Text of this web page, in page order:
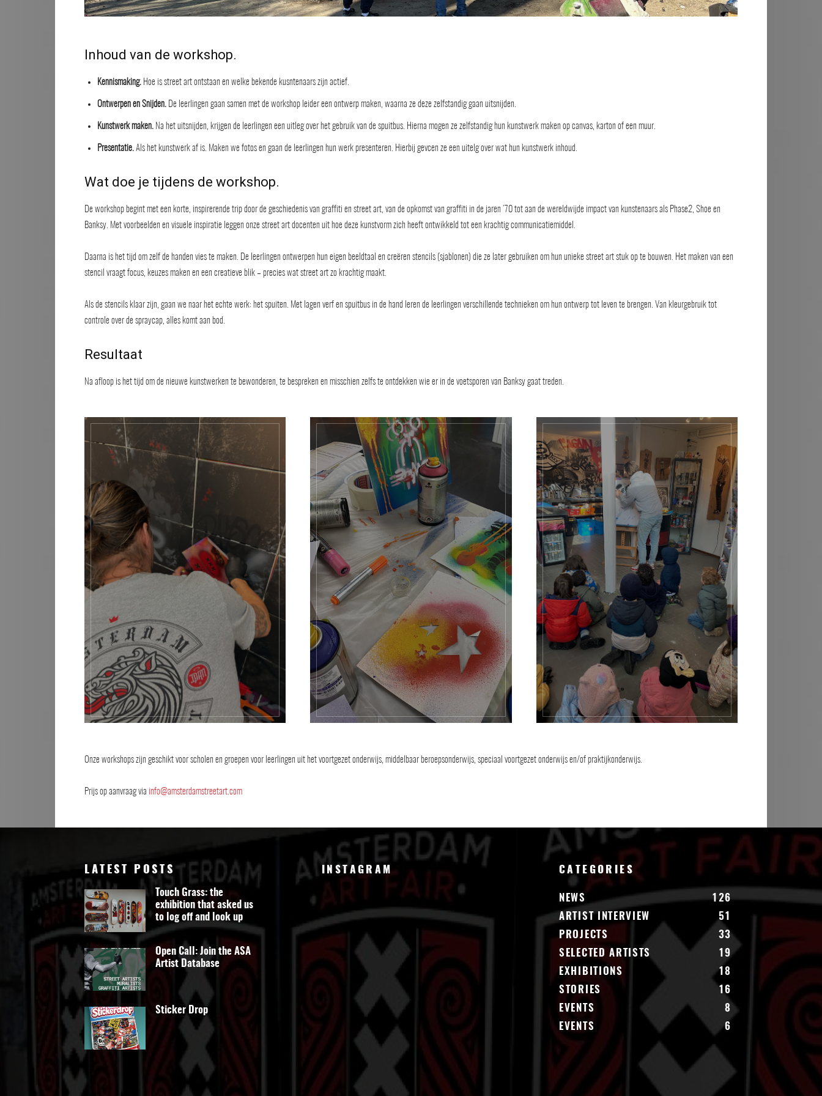
Inhoud van de workshop.
Kennismaking. Hoe is street art ontstaan en welke bekende kusntenaars zijn actief.
Ontwerpen en Snijden. De leerlingen gaan samen met de workshop leider een ontwerp maken, waarna ze deze zelfstandig gaan uitsnijden.
Kunstwerk maken. Na het uitsnijden, krijgen de leerlingen een uitleg over het gebruik van de spuitbus. Hierna mogen ze zelfstandig hun kunstwerk maken op canvas, karton of een muur.
Presentatie. Als het kunstwerk af is. Maken we fotos en gaan de leerlingen hun werk presenteren. Hierbij gevcen ze een uitelg over wat hun kunstwerk inhoud.
Wat doe je tijdens de workshop.
De workshop begint met een korte, inspirerende trip door de geschiedenis van graffiti en street art, van de opkomst van graffiti in de jaren ’70 tot aan de wereldwijde impact van kunstenaars als Phase2, Shoe en
Banksy. Met voorbeelden en visuele inspiratie leggen onze street art docenten uit hoe deze kunstvorm zich heeft ontwikkeld tot een krachtig communicatiemiddel.
Daarna is het tijd om zelf de handen vies te maken. De leerlingen ontwerpen hun eigen beeldtaal en creëren stencils (sjablonen) die ze later gebruiken om hun unieke street art stuk op te bouwen. Het maken van een
stencil vraagt focus, keuzes maken en een creatieve blik – precies wat street art zo krachtig maakt.
Als de stencils klaar zijn, gaan we naar het echte werk: het spuiten. Met lagen verf en spuitbus in de hand leren de leerlingen verschillende technieken om hun ontwerp tot leven te brengen. Van kleurgebruik tot
controle over de spraycap, alles komt aan bod.
Resultaat
Na afloop is het tijd om de nieuwe kunstwerken te bewonderen, te bespreken en misschien zelfs te ontdekken wie er in de voetsporen van Banksy gaat treden.
Onze workshops zijn geschikt voor scholen en groepen voor leerlingen uit het voortgezet onderwijs, middelbaar beroepsonderwijs, speciaal voortgezet onderwijs en/of praktijkonderwijs.
Prijs op aanvraag via info@amsterdamstreetart.com
LATEST POSTS
Touch Grass: the
exhibition that asked us
to log off and look up
Open Call: Join the ASA
Artist Database
Sticker Drop
INSTAGRAM CATEGORIES
NEWS
126
ARTIST INTERVIEW
51
PROJECTS
33
SELECTED ARTISTS
19
EXHIBITIONS
18
STORIES
16
EVENTS
8
EVENTS
6